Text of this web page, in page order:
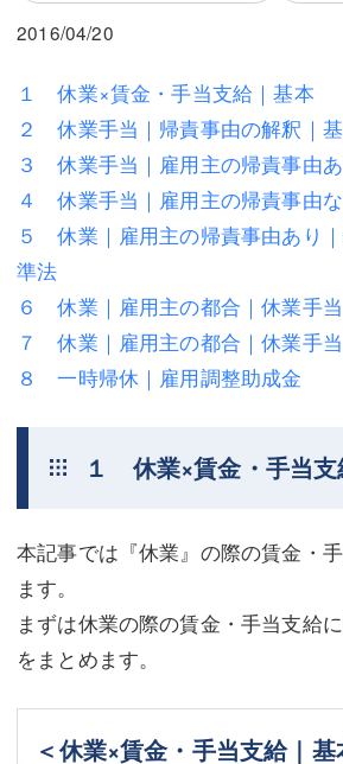
小川 祐
弁護士費用
不動産
相続・遺言
離婚（夫婦間トラブル）
企業法務
労働問題（解雇，残業等）
刑事弁護
商業登記
調査・書面作成
債務整理
アクセス
弁護士費用
不動産
相続・遺言
離婚（夫婦間トラブル）
企業法務
労働問題（解雇，残業等）
刑事弁護
交通事故
調査・書面作成
債務整理
マスコミ取材・実績
東京事務所 (新宿・四谷)
2016/04/20
１ 休業×賃金・手当支給｜基本
２ 休業手当｜帰責事由の解釈｜
３ 休業手当｜雇用主の帰責事由
４ 休業手当｜雇用主の帰責事由
５ 休業｜雇用主の帰責事由あり
準法
６ 休業｜雇用主の都合｜休業手
７ 休業｜雇用主の都合｜休業手
８ 一時帰休｜雇用調整助成金
１ 休業×賃金・手当支
本記事では『休業』の際の賃金・
ます。
まずは休業の際の賃金・手当支給
をまとめます。
＜休業×賃金・手当支給｜基